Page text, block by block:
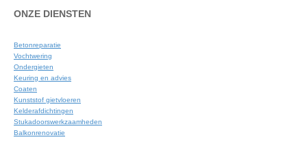
ONZE DIENSTEN
Betonreparatie
Vochtwering
Ondergieten
Keuring en advies
Coaten
Kunststof gietvloeren
Kelderafdichtingen
Stukadoorswerkzaamheden
Balkonrenovatie